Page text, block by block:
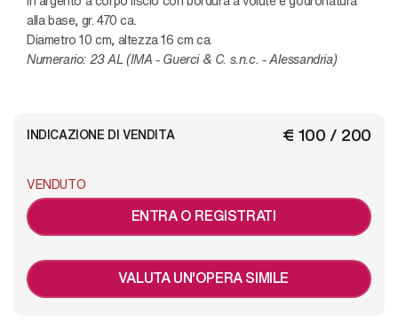
alla base, gr. 470 ca.
Diametro 10 cm, altezza 16 cm ca.
Numerario: 23 AL (IMA - Guerci & C. s.n.c. - Alessandria)
€ 100 / 200
INDICAZIONE DI VENDITA
VENDUTO
ENTRA O REGISTRATI
VALUTA UN'OPERA SIMILE